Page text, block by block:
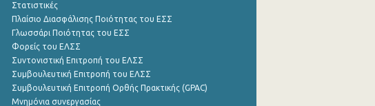
Στατιστικές
Πλαίσιο Διασφάλισης Ποιότητας του ΕΣΣ
Γλωσσάρι Ποιότητας του ΕΣΣ
Φορείς του ΕΛΣΣ
Συντονιστική Επιτροπή του ΕΛΣΣ
Συμβουλευτική Επιτροπή του ΕΛΣΣ
Συμβουλευτική Επιτροπή Ορθής Πρακτικής (GPAC)
Μνημόνια συνεργασίας